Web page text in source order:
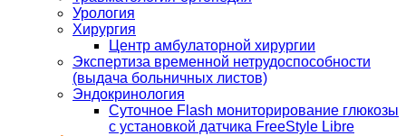
Урология
Хирургия
Центр амбулаторной хирургии
Экспертиза временной нетрудоспособности
(выдача больничных листов)
Эндокринология
Суточное Flash мониторирование глюкозы
с установкой датчика FreeStyle Libre